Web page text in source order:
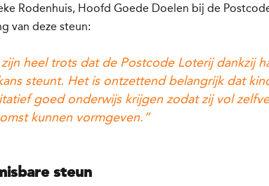
Rodenhuis, Hoofd Goede Doelen bij de
van deze steun:
zijn heel trots dat de Postcode Loterij dankzij
steunt. Het is ontzettend belangrijk dat
goed onderwijs krijgen zodat zij vol
kunnen vormgeven.”
steun